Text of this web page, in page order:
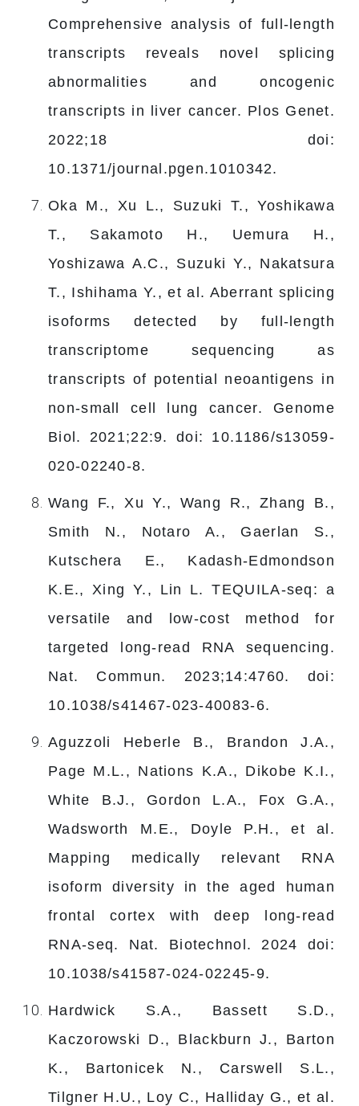
Comprehensive analysis of full-length
transcripts reveals novel splicing
abnormalities and oncogenic
transcripts in liver cancer. Plos Genet.
2022;18 doi:
10.1371/journal.pgen.1010342.
Oka M., Xu L., Suzuki T., Yoshikawa
T., Sakamoto H., Uemura H.,
Yoshizawa A.C., Suzuki Y., Nakatsura
T., Ishihama Y., et al. Aberrant splicing
isoforms detected by full-length
transcriptome sequencing as
transcripts of potential neoantigens in
non-small cell lung cancer. Genome
Biol. 2021;22:9. doi: 10.1186/s13059-
020-02240-8.
Wang F., Xu Y., Wang R., Zhang B.,
Smith N., Notaro A., Gaerlan S.,
Kutschera E., Kadash-Edmondson
K.E., Xing Y., Lin L. TEQUILA-seq: a
versatile and low-cost method for
targeted long-read RNA sequencing.
Nat. Commun. 2023;14:4760. doi:
10.1038/s41467-023-40083-6.
Aguzzoli Heberle B., Brandon J.A.,
Page M.L., Nations K.A., Dikobe K.I.,
White B.J., Gordon L.A., Fox G.A.,
Wadsworth M.E., Doyle P.H., et al.
Mapping medically relevant RNA
isoform diversity in the aged human
frontal cortex with deep long-read
RNA-seq. Nat. Biotechnol. 2024 doi:
10.1038/s41587-024-02245-9.
Hardwick S.A., Bassett S.D.,
Kaczorowski D., Blackburn J., Barton
K., Bartonicek N., Carswell S.L.,
Tilgner H.U., Loy C., Halliday G., et al.